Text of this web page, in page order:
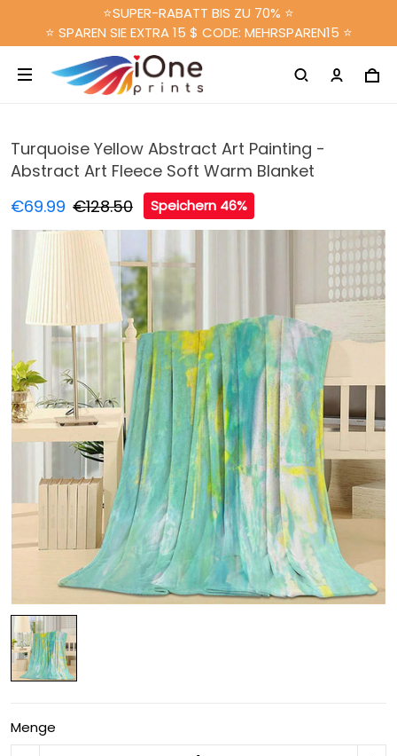
⭐SUPER-RABATT BIS ZU 70% ⭐
⭐ SPAREN SIE EXTRA 15 $ CODE: MEHRSPAREN15 ⭐
Turquoise Yellow Abstract Art Painting -
Abstract Art Fleece Soft Warm Blanket
€69.99 €128.50 Speichern 46%
Menge